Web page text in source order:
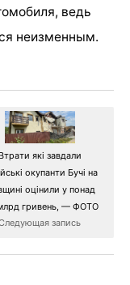
ведь
неизменным.
Втрати які завдали
окупанти Бучі на
оцінили у понад
гривень, — ФОТО
запись